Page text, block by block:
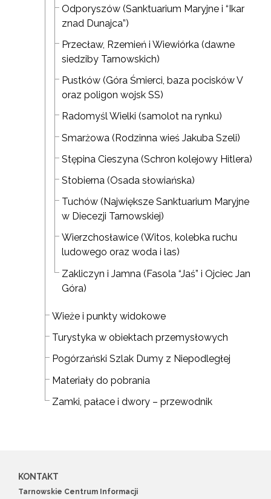
Odporyszów (Sanktuarium Maryjne i “Ikar
znad Dunajca”)
Przecław, Rzemień i Wiewiórka (dawne
siedziby Tarnowskich)
Pustków (Góra Śmierci, baza pocisków V
oraz poligon wojsk SS)
Radomyśl Wielki (samolot na rynku)
Smarżowa (Rodzinna wieś Jakuba Szeli)
Stępina Cieszyna (Schron kolejowy Hitlera)
Stobierna (Osada słowiańska)
Tuchów (Największe Sanktuarium Maryjne
w Diecezji Tarnowskiej)
Wierzchosławice (Witos, kolebka ruchu
ludowego oraz woda i las)
Zakliczyn i Jamna (Fasola “Jaś” i Ojciec Jan
Góra)
Wieże i punkty widokowe
Turystyka w obiektach przemysłowych
Pogórzański Szlak Dumy z Niepodległej
Materiały do pobrania
Zamki, pałace i dwory – przewodnik
KONTAKT
Tarnowskie Centrum Informacji